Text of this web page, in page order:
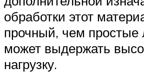
обработки этот
прочный, чем простые
может выдержать
нагрузку.